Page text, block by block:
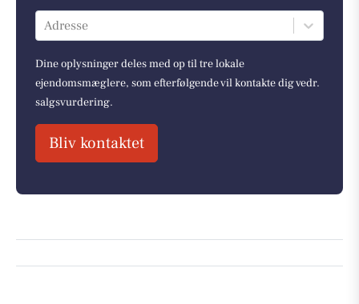
Adresse
Dine oplysninger deles med op til tre lokale
ejendomsmæglere, som efterfølgende vil kontakte dig vedr.
salgsvurdering.
Bliv kontaktet